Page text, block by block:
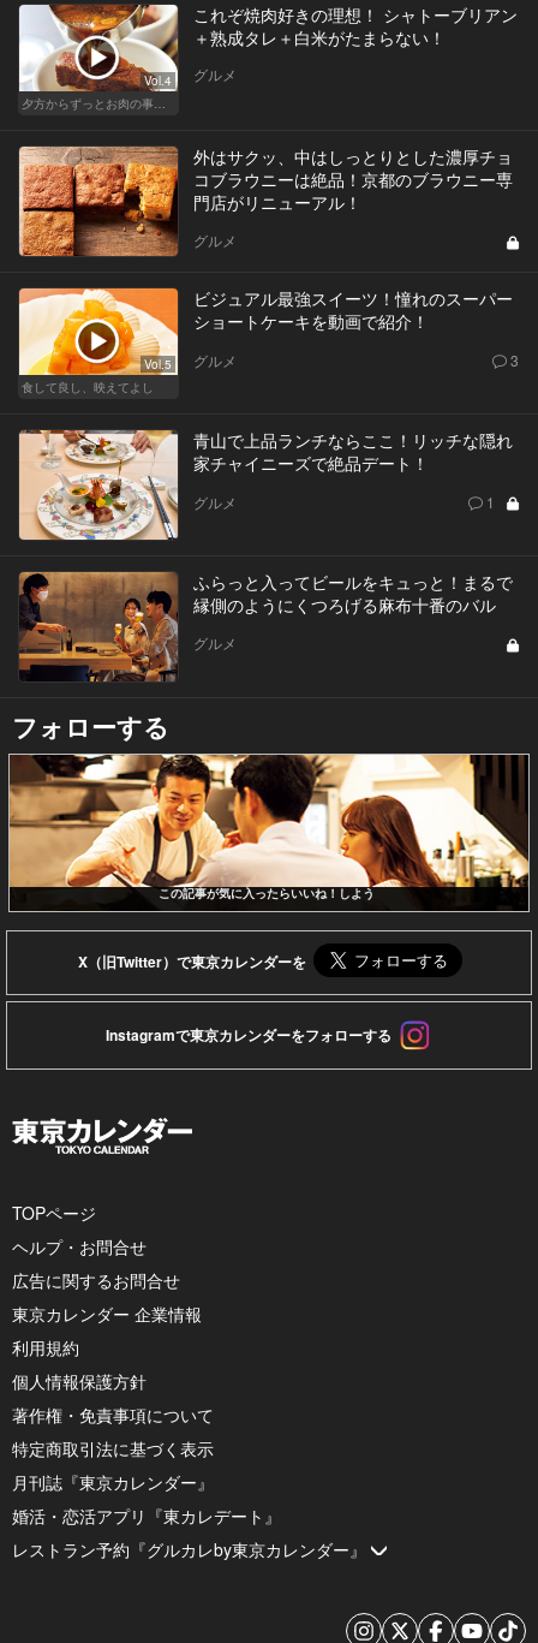
Vol.4
これぞ焼肉好きの理想！ シャトーブリアン
＋熟成タレ＋白米がたまらない！
グルメ
外はサクッ、中はしっとりとした濃厚チョ
コブラウニーは絶品！京都のブラウニー専
門店がリニューアル！
グルメ
Vol.5
食して良し、映えてよし
ビジュアル最強スイーツ！憧れのスーパー
ショートケーキを動画で紹介！
グルメ 3
青山で上品ランチならここ！リッチな隠れ
家チャイニーズで絶品デート！
グルメ 1
ふらっと入ってビールをキュっと！まるで
縁側のようにくつろげる麻布十番のバル
グルメ
フォローする
この記事が気に入ったらいいね！しよう
X（旧Twitter）で東京カレンダーを
Instagramで東京カレンダーをフォローする
TOPページ
ヘルプ・お問合せ
広告に関するお問合せ
東京カレンダー 企業情報
利用規約
個人情報保護方針
著作権・免責事項について
特定商取引法に基づく表示
月刊誌『東京カレンダー』
婚活・恋活アプリ『東カレデート』
レストラン予約『グルカレby東京カレンダー』